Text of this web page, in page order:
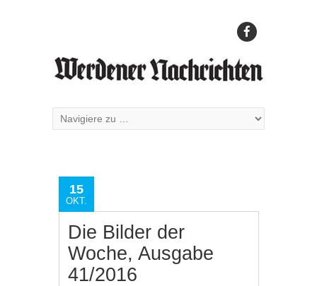
15
OKT.
Die Bilder der
Woche, Ausgabe
41/2016